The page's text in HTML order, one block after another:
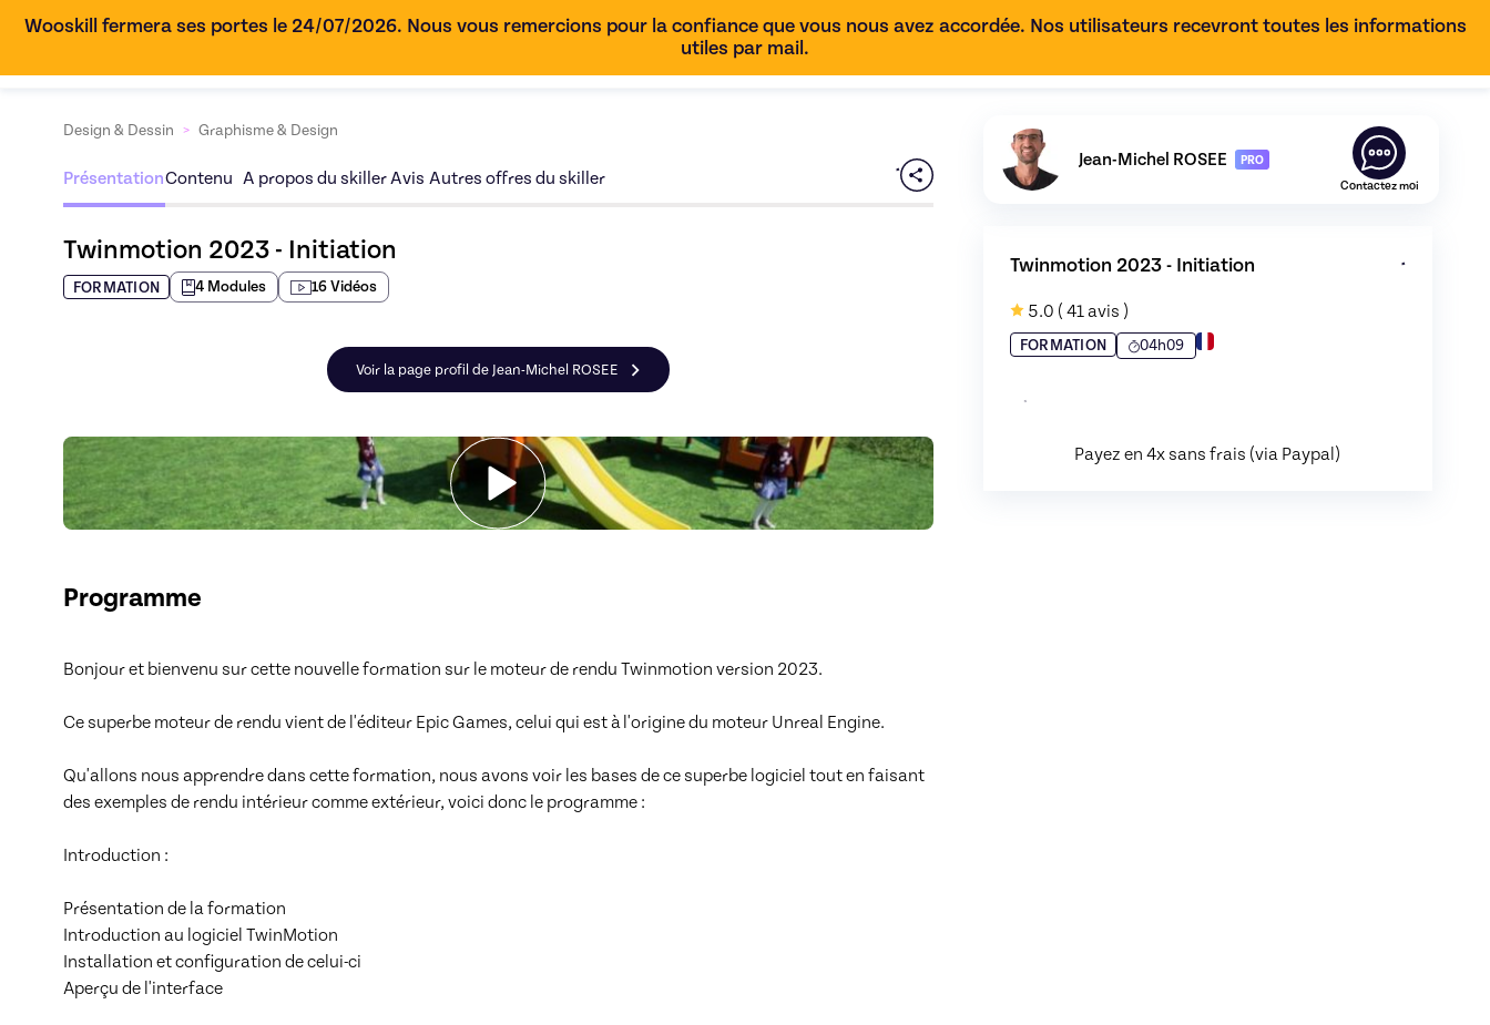
Wooskill fermera ses portes le 24/07/2026. Nous vous remercions pour la confiance que vous nous avez accordée. Nos utilisateurs recevront toutes les informations
utiles par mail.
Design & Dessin > Graphisme & Design
PrésentationContenu A propos du skillerAvis Autres offres du skiller
Twinmotion 2023 - Initiation
FORMATION 4 Modules 16Vidéos
Voir la page profil de Jean-Michel ROSEE
Programme
Bonjour et bienvenu sur cette nouvelle formation sur le moteur de rendu Twinmotion version 2023.
Ce superbe moteur de rendu vient de l'éditeur Epic Games, celui qui est à l'origine du moteur Unreal Engine.
Qu'allons nous apprendre dans cette formation, nous avons voir les bases de ce superbe logiciel tout en faisant
des exemples de rendu intérieur comme extérieur, voici donc le programme :
Introduction :
Présentation de la formation
Introduction au logiciel TwinMotion
Installation et configuration de celui-ci
Aperçu de l'interface
Jean-Michel ROSEE,Skiller en
Jean-Michel ROSEE
PRO
Contactez moi
Twinmotion 2023 - Initiation
5.0 ( 41 avis )
FORMATION 04h09
Payez en 4x sans frais (via Paypal)